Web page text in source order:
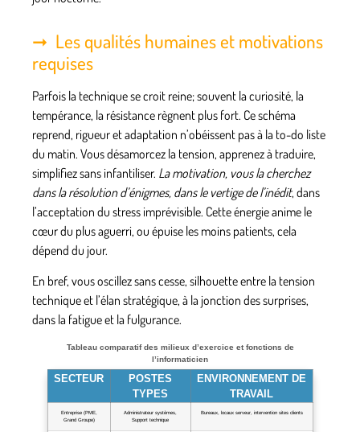
Les qualités humaines et motivations
requises
Parfois la technique se croit reine; souvent la curiosité, la
tempérance, la résistance règnent plus fort. Ce schéma
reprend, rigueur et adaptation n’obéissent pas à la to-do liste
du matin. Vous désamorcez la tension, apprenez à traduire,
simplifiez sans infantiliser. La motivation, vous la cherchez
dans la résolution d’énigmes, dans le vertige de l’inédit, dans
l’acceptation du stress imprévisible. Cette énergie anime le
cœur du plus aguerri, ou épuise les moins patients, cela
dépend du jour.
En bref, vous oscillez sans cesse, silhouette entre la tension
technique et l’élan stratégique, à la jonction des surprises,
dans la fatigue et la fulgurance.
Tableau comparatif des milieux d’exercice et fonctions de
l’informaticien
SECTEUR
POSTES
TYPES
ENVIRONNEMENT DE
TRAVAIL
Entreprise (PME,
Grand Groupe)
Administrateur systèmes,
Support technique
Bureaux, locaux serveur, intervention sites clients